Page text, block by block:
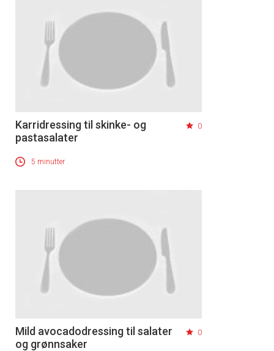
Karridressing til skinke- og
pastasalater
0
5 minutter
Mild avocadodressing til salater
og grønnsaker
0